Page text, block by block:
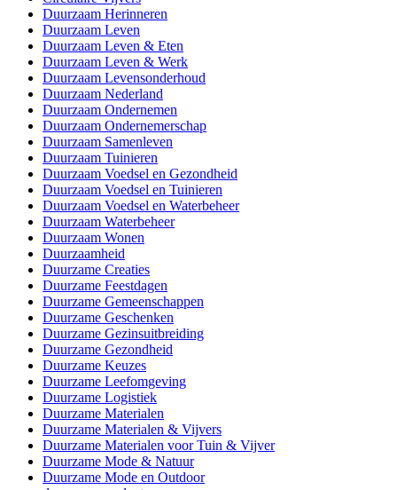
Duurzaam Herinneren
Duurzaam Leven
Duurzaam Leven & Eten
Duurzaam Leven & Werk
Duurzaam Levensonderhoud
Duurzaam Nederland
Duurzaam Ondernemen
Duurzaam Ondernemerschap
Duurzaam Samenleven
Duurzaam Tuinieren
Duurzaam Voedsel en Gezondheid
Duurzaam Voedsel en Tuinieren
Duurzaam Voedsel en Waterbeheer
Duurzaam Waterbeheer
Duurzaam Wonen
Duurzaamheid
Duurzame Creaties
Duurzame Feestdagen
Duurzame Gemeenschappen
Duurzame Geschenken
Duurzame Gezinsuitbreiding
Duurzame Gezondheid
Duurzame Keuzes
Duurzame Leefomgeving
Duurzame Logistiek
Duurzame Materialen
Duurzame Materialen & Vijvers
Duurzame Materialen voor Tuin & Vijver
Duurzame Mode & Natuur
Duurzame Mode en Outdoor